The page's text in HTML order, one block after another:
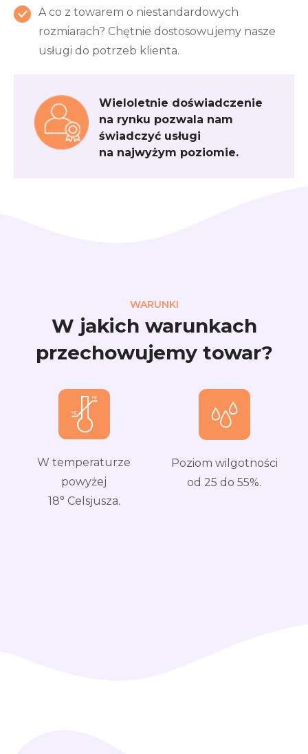
A co z towarem o niestandardowych
rozmiarach? Chętnie dostosowujemy nasze
usługi do potrzeb klienta.
Wieloletnie doświadczenie
na rynku pozwala nam
świadczyć usługi
na najwyżym poziomie.
WARUNKI
W jakich warunkach
przechowujemy towar?
W temperaturze
powyżej
18° Celsjusza.
Poziom wilgotności
od 25 do 55%.